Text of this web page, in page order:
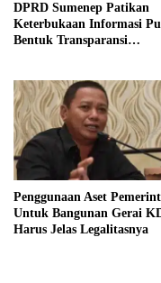
DPRD Sumenep Patikan
Keterbukaan Informasi
Bentuk Transparansi
Penggunaan Aset
Untuk Bangunan Gerai
Harus Jelas Legalitasnya